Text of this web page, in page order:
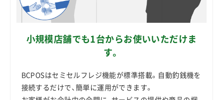
小規模店舗でも1台からお使いいただけま
す。
BCPOSはセミセルフレジ機能が標準搭載。自動釣銭機を
接続するだけで、簡単に運用ができます。